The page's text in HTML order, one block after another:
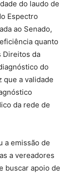
do laudo de
Espectro
ao Senado,
quanto
Direitos da
do
que a validade
da rede de
a emissão de
a vereadores
buscar apoio de